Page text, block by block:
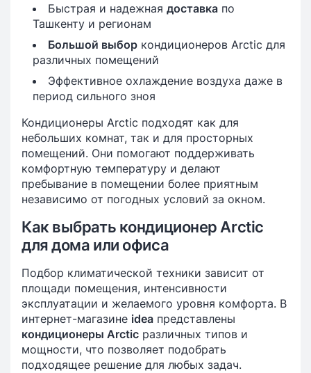
Быстрая и надежная доставка по
Ташкенту и регионам
Большой выбор кондиционеров Arctic для
различных помещений
Эффективное охлаждение воздуха даже в
период сильного зноя
Кондиционеры Arctic подходят как для
небольших комнат, так и для просторных
помещений. Они помогают поддерживать
комфортную температуру и делают
пребывание в помещении более приятным
независимо от погодных условий за окном.
Как выбрать кондиционер Arctic
для дома или офиса
Подбор климатической техники зависит от
площади помещения, интенсивности
эксплуатации и желаемого уровня комфорта. В
интернет-магазине idea представлены
кондиционеры Arctic различных типов и
мощности, что позволяет подобрать
подходящее решение для любых задач.